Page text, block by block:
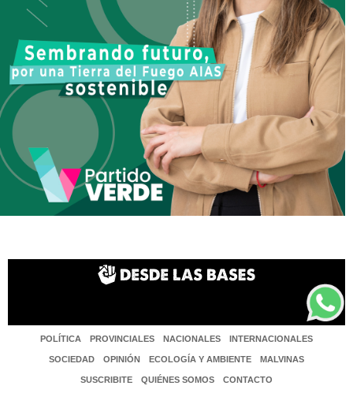
POLÍTICA PROVINCIALES NACIONALES INTERNACIONALES
SOCIEDAD OPINIÓN ECOLOGÍA Y AMBIENTE MALVINAS
SUSCRIBITE QUIÉNES SOMOS CONTACTO